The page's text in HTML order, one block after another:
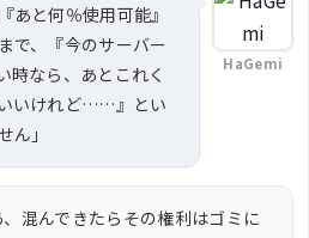
HaGemi
あと何％使用可能』
で、『今のサーバー
時なら、あとこれく
いけれど……』とい
ん」
、混んできたらその権利はゴミに